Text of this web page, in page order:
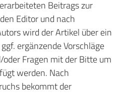
Beitrags zur
Editor und nach
wird der Artikel über ein
ergänzende Vorschläge
Fragen mit der Bitte um
werden. Nach
bekommt der